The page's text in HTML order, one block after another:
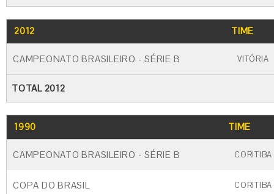
2012 TIME
CAMPEONATO BRASILEIRO - SÉRIE B VITÓRIA
TOTAL 2012
1990 TIME
CAMPEONATO BRASILEIRO - SÉRIE B CORITIBA
COPA DO BRASIL CORITIBA